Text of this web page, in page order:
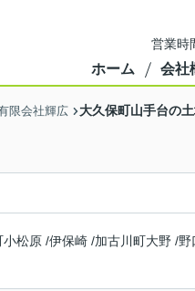
営業時
ホーム 会社
限会社輝広 大久保町山手台の
小松原 /伊保崎 /加古川町大野 /野